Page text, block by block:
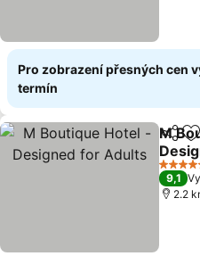
Pro zobrazení přesných cen
termín
Sdílet
M
5
9,1
2.2